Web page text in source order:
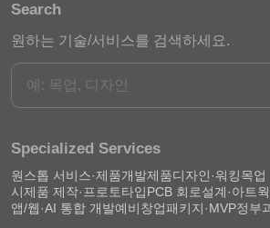
Search
원하는 기술/서비스를 검색하세요.
Specialized Services
원스톱 서비스·제품개발제품디자인·워킹목업
시제품 제작·프로토타입 PCB 회로설계·아트웍
앱/웹·AI 통합 개발예비창업패키지·MVP정부